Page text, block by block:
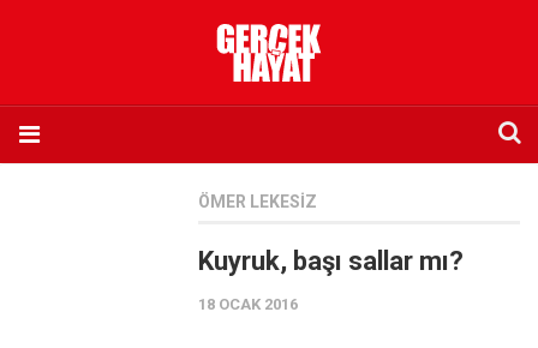
ÖMER LEKESIZ
Kuyruk, başı sallar mı?
18 OCAK 2016